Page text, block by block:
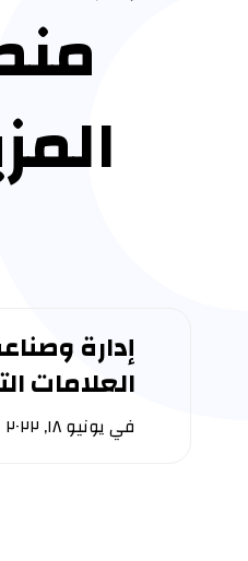
إدارة
العلامات
فييونيو ١٨, ٢٠٢٢